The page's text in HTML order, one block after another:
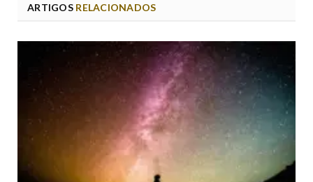
ARTIGOSRELACIONADOS